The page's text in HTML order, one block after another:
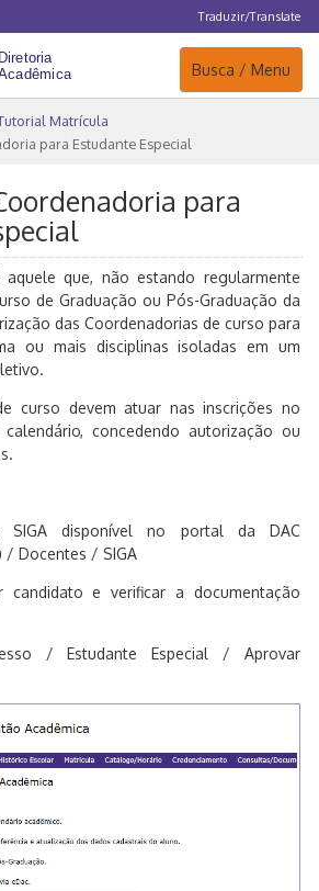
Traduzir/Translate
Navegação
Busca / Menu
Matrícula
para Estudante Especial
para
aquele que, não estando regularmente
de Graduação ou Pós-Graduação da
das Coordenadorias de curso para
ou mais disciplinas isoladas em um
curso devem atuar nas inscrições no
concedendo autorização ou
SIGA disponível no portal da DAC
/ Docentes / SIGA
candidato e verificar a documentação
/ Estudante Especial / Aprovar